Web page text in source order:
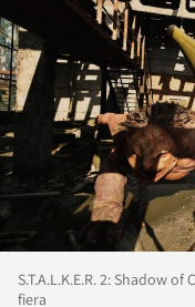
S.T.A.L.K.E.R. 2: Shadow
fiera